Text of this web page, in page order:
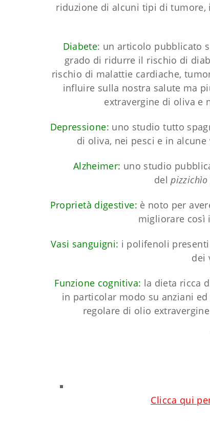
riduzione di alcuni tipi di
Diabete: un articolo pubblicato
grado di ridurre il rischio di
rischio di malattie cardiache,
influire sulla nostra salute ma
extravergine di oliva e
Depressione: uno studio tutto
di oliva, nei pesci e in
Alzheimer: uno studio
delpizzichìo
Proprietà digestive: è noto per
migliorare così
Vasi sanguigni: i polifenoli
dei
Funzione cognitiva: la dieta ricca
in particolar modo su anziani
regolare di olio
Clicca qui